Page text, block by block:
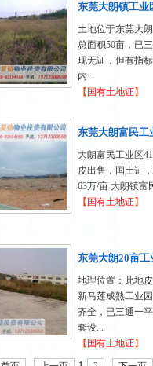
东莞大朗镇工业
土地位于东莞大朗
总面积50亩，已
现无证，但有指
内...
【 国有土地证】
东莞大朗富民工
大朗富民工业区
皮出售，国土证
63万/亩 大朗镇富
【 国有土地证】
东莞大朗20亩工
地理位置：此地
新马莲成熟工业
齐全，已三通一
套设...
【 国有土地证】